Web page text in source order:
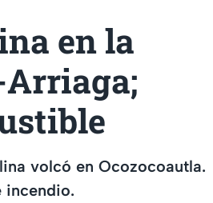
en la
volcó en Ocozocoautla.
incendio.